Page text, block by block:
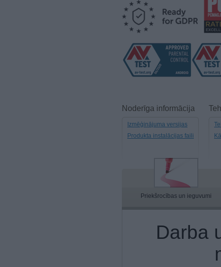
Noderīga informācija
Izmēģinājuma versijas
Produkta instalācijas faili
Priekšrocības un ieguvumi
Darba